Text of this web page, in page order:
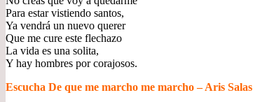
Para estar vistiendo santos,
Ya vendrá un nuevo querer
Que me cure este flechazo
La vida es una solita,
Y hay hombres por corajosos.
Escucha De que me marcho me marcho – Aris Salas